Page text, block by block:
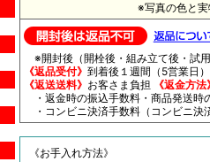
※写真の色と
※開封後（開栓後・組み立て後・試
《返品受付》 到着後１週間（5営業日
《返送送料》 お客さま負担 《返金方法
・返金時の振込手数料・商品発送時
・コンビニ決済手数料（コンビニ決
《お手入れ方法》